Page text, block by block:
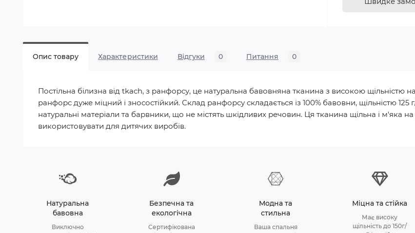
Опис товару Характеристики Відгуки 0 Питання 0
Постільна білизна від tkach, з ранфорсу, це натуральна бавовняна тканина з високою щільністю
ранфорс дуже міцний і зносостійкий. Склад ранфорсу складається із 100% бавовни, щільністю
натуральні матеріали та барвники, що не містять шкідливих речовин. Ця тканина щільна і м'яка на
використовувати для дитячих виробів.
Натуральна
бавовна
Виключно
Безпечна та
екологічна
Сертифікована
Модна та
стильна
Ваша спальня
Міцна та стійка
Має високу
щільність до 150г/